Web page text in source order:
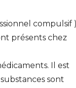
compulsif
présents chez
Il est
sont